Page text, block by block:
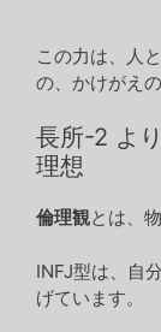
この力は、人
の、かけがえ
長所-2 よ
理想
倫理観とは、
INFJ型は、自
げています。